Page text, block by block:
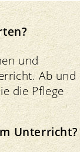
und
Ab und
die Pflege
Unterricht?